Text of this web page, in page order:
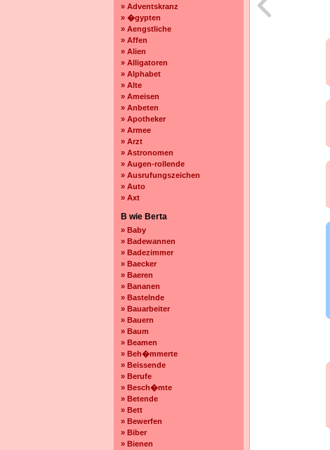
» Adventskranz
» �gypten
» Aengstliche
» Affen
» Alien
» Alligatoren
» Alphabet
» Alte
» Ameisen
» Anbeten
» Apotheker
» Armee
» Arzt
» Astronomen
» Augen-rollende
» Ausrufungszeichen
» Auto
» Axt
B wie Berta
» Baby
» Badewannen
» Badezimmer
» Baecker
» Baeren
» Bananen
» Bastelnde
» Bauarbeiter
» Bauern
» Baum
» Beamen
» Beh�mmerte
» Beissende
» Berufe
» Besch�mte
» Betende
» Bett
» Bewerfen
» Biber
» Bienen